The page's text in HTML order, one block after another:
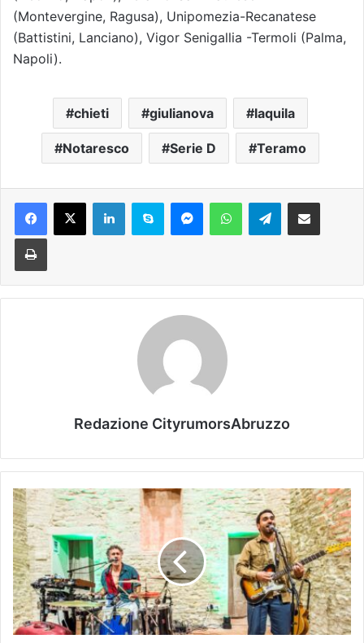
(Montevergine, Ragusa), Unipomezia-Recanatese
(Battistini, Lanciano), Vigor Senigallia -Termoli (Palma,
Napoli).
chieti giulianova laquila
Notaresco Serie D Teramo
Telegram
Redazione CityrumorsAbruzzo